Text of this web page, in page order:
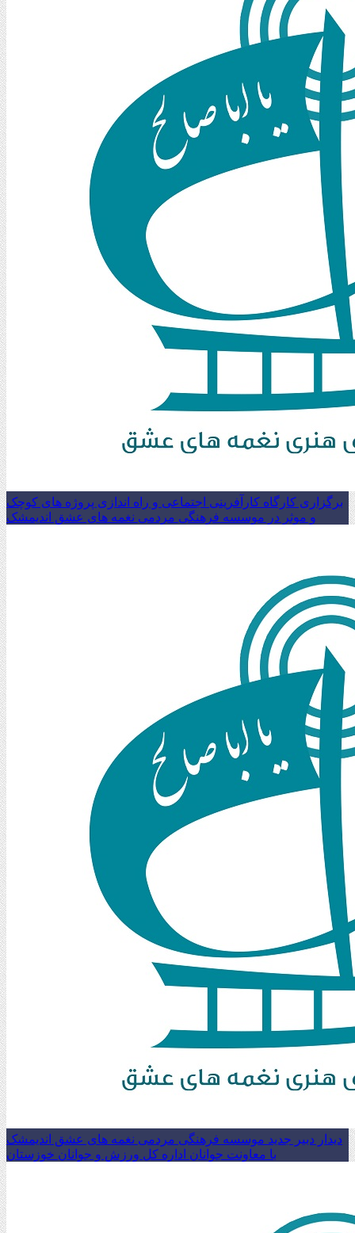
برگزاری کارگاه کارآفرینی اجتماعی و راه اندازی پروژه های کوچک
و موثر در موسسه فرهنگی مردمی نغمه های عشق اندیمشک
دیدار دبیر جدید موسسه فرهنگی مردمی نغمه های عشق اندیمشک
با معاونت جوانان اداره کل ورزش و جوانان خوزستان